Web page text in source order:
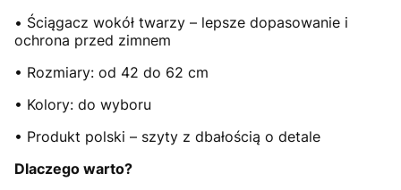
• Ściągacz wokół twarzy – lepsze dopasowanie i
ochrona przed zimnem
• Rozmiary: od 42 do 62 cm
• Kolory: do wyboru
• Produkt polski – szyty z dbałością o detale
Dlaczego warto?